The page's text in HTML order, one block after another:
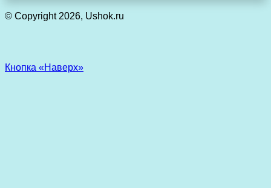
© Copyright 2026, Ushok.ru
Кнопка «Наверх»